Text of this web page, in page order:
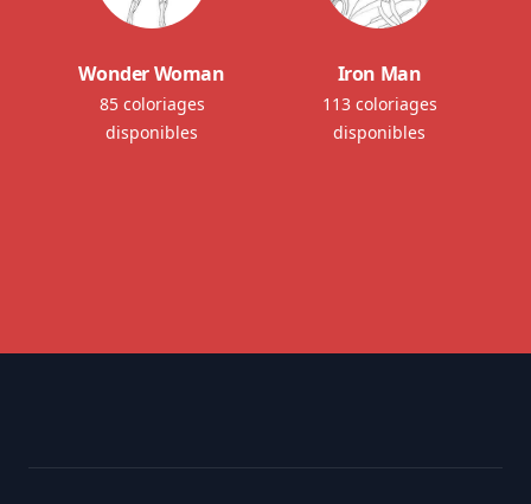
Wonder Woman
85 coloriages
disponibles
Iron Man
113 coloriages
disponibles